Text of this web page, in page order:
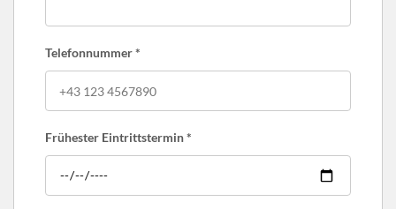
Telefonnummer*
Frühester Eintrittstermin*